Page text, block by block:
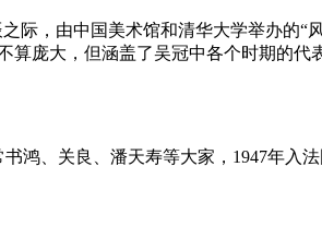
际，由中国美术馆和清华大学举办的
庞大，但涵盖了吴冠中各个时期的
鸿、关良、潘天寿等大家，1947年入